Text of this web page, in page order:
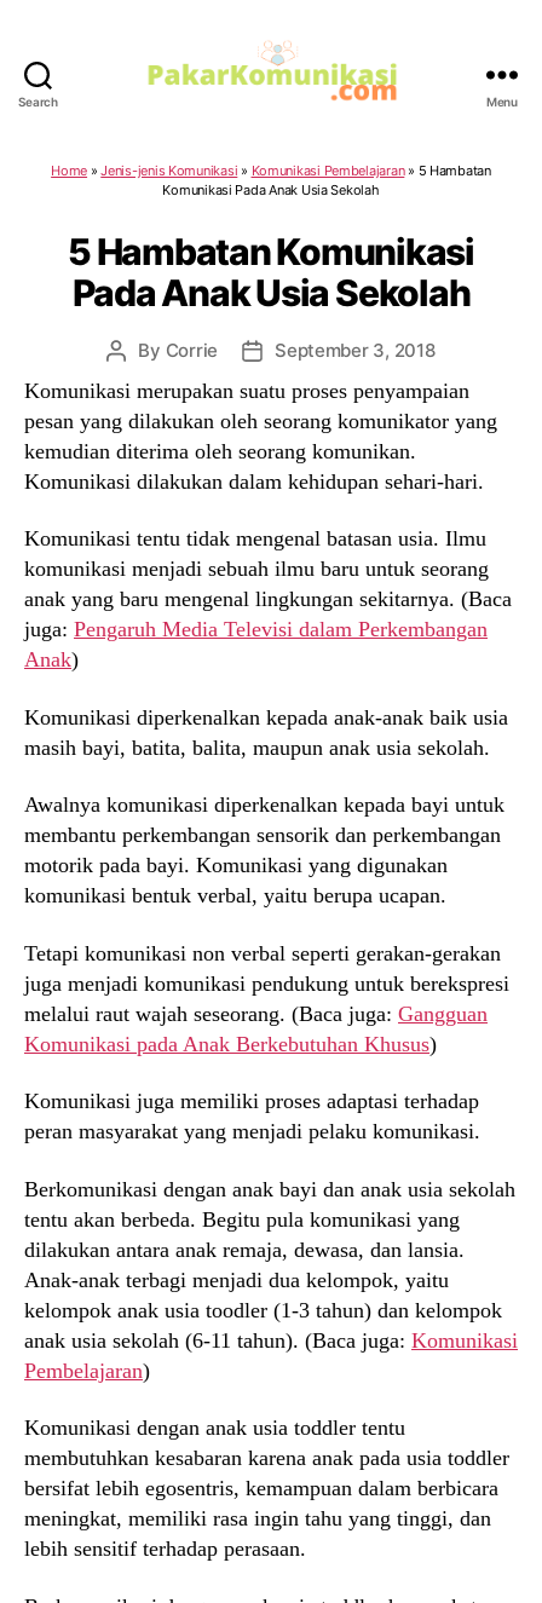
Search Menu
Home »Jenis-jenis Komunikasi » Komunikasi Pembelajaran» 5 Hambatan
Komunikasi Pada Anak Usia Sekolah
5 Hambatan Komunikasi
Pada Anak Usia Sekolah
Post
author
By Corrie
PostSeptember 3, 2018
Komunikasi merupakan suatu proses penyampaian
pesan yang dilakukan oleh seorang komunikator yang
kemudian diterima oleh seorang komunikan.
Komunikasi dilakukan dalam kehidupan sehari-hari.
Komunikasi tentu tidak mengenal batasan usia. Ilmu
komunikasi menjadi sebuah ilmu baru untuk seorang
anak yang baru mengenal lingkungan sekitarnya. (Baca
juga: Pengaruh Media Televisi dalam Perkembangan
Anak)
Komunikasi diperkenalkan kepada anak-anak baik usia
masih bayi, batita, balita, maupun anak usia sekolah.
Awalnya komunikasi diperkenalkan kepada bayi untuk
membantu perkembangan sensorik dan perkembangan
motorik pada bayi. Komunikasi yang digunakan
komunikasi bentuk verbal, yaitu berupa ucapan.
Tetapi komunikasi non verbal seperti gerakan-gerakan
juga menjadi komunikasi pendukung untuk berekspresi
melalui raut wajah seseorang. (Baca juga: Gangguan
Komunikasi pada Anak Berkebutuhan Khusus)
Komunikasi juga memiliki proses adaptasi terhadap
peran masyarakat yang menjadi pelaku komunikasi.
Berkomunikasi dengan anak bayi dan anak usia sekolah
tentu akan berbeda. Begitu pula komunikasi yang
dilakukan antara anak remaja, dewasa, dan lansia.
Anak-anak terbagi menjadi dua kelompok, yaitu
kelompok anak usia toodler (1-3 tahun) dan kelompok
anak usia sekolah (6-11 tahun). (Baca juga: Komunikasi
Pembelajaran)
Komunikasi dengan anak usia toddler tentu
membutuhkan kesabaran karena anak pada usia toddler
bersifat lebih egosentris, kemampuan dalam berbicara
meningkat, memiliki rasa ingin tahu yang tinggi, dan
lebih sensitif terhadap perasaan.